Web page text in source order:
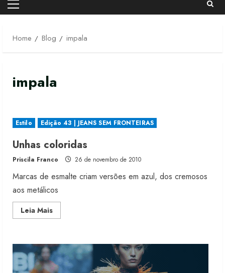
Primary
Home
Blog impala
impala
Estilo Edição 43 | JEANS SEM FRONTEIRAS
Unhas coloridas
Priscila Franco 26 de novembro de 2010
Marcas de esmalte criam versões em azul, dos cremosos
aos metálicos
Leia MaisRead
more
Moda vende US$63,7 bilhões em
produtos licenciados
6 de agosto de 2026
Fakini prevê R$345 milhões de